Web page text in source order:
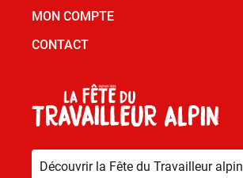
MON COMPTE
CONTACT
Découvrir la Fête du Travailleur alpin